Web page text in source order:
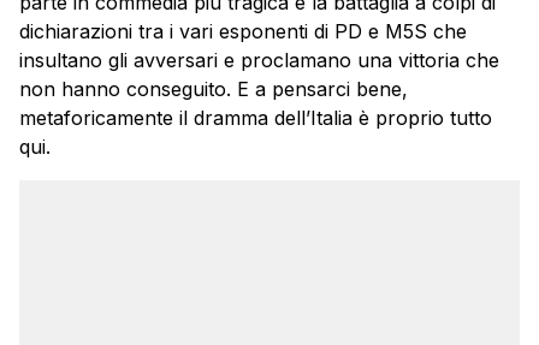
dichiarazioni tra i vari esponenti di PD e M5S che
insultano gli avversari e proclamano una vittoria che
non hanno conseguito. E a pensarci bene,
metaforicamente il dramma dell’Italia è proprio tutto
qui.